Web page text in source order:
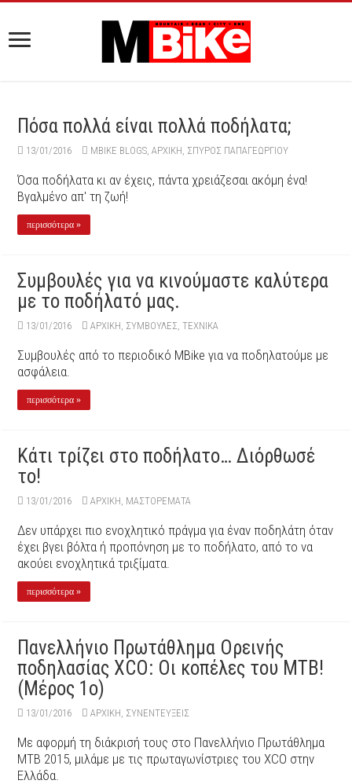
Πόσα πολλά είναι πολλά ποδήλατα;
13/01/2016 MBIKE BLOGS,ΑΡΧΙΚΉ, ΣΠΎΡΟΣ ΠΑΠΑΓΕΩΡΓΊΟΥ
Όσα ποδήλατα κι αν έχεις, πάντα χρειάζεσαι ακόμη ένα!
Βγαλμένο απ' τη ζωή!
περισσότερα »
Συμβουλές για να κινούμαστε καλύτερα
με το ποδήλατό μας.
13/01/2016 ΑΡΧΙΚΉ, ΣΥΜΒΟΥΛΕΣ,ΤΕΧΝΙΚΑ
Συμβουλές από το περιοδικό MBike για να ποδηλατούμε με
ασφάλεια.
περισσότερα »
Κάτι τρίζει στο ποδήλατο… Διόρθωσέ
το!
13/01/2016 ΑΡΧΙΚΉ, ΜΑΣΤΟΡΕΜΑΤΑ
Δεν υπάρχει πιο ενοχλητικό πράγμα για έναν ποδηλάτη όταν
έχει βγει βόλτα ή προπόνηση με το ποδήλατο, από το να
ακούει ενοχλητικά τριξίματα.
περισσότερα »
Πανελλήνιο Πρωτάθλημα Ορεινής
ποδηλασίας XCΟ: Οι κοπέλες του ΜΤΒ!
(Μέρος 1ο)
13/01/2016 ΑΡΧΙΚΉ, ΣΥΝΕΝΤΕΥΞΕΙΣ
Με αφορμή τη διάκρισή τους στο Πανελλήνιο Πρωτάθλημα
ΜΤΒ 2015, μιλάμε με τις πρωταγωνίστριες του XCO στην
Ελλάδα.